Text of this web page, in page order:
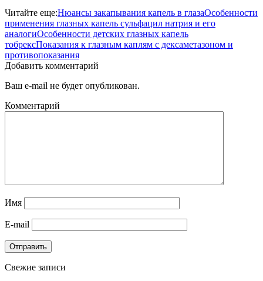
Читайте еще:Нюансы закапывания капель в глазаОсобенности
применения глазных капель сульфацил натрия и его
аналогиОсобенности детских глазных капель
тобрексПоказания к глазным каплям с дексаметазоном и
противопоказания
Добавить комментарий
Ваш e-mail не будет опубликован.
Комментарий
Имя
E-mail
Отправить
Свежие записи